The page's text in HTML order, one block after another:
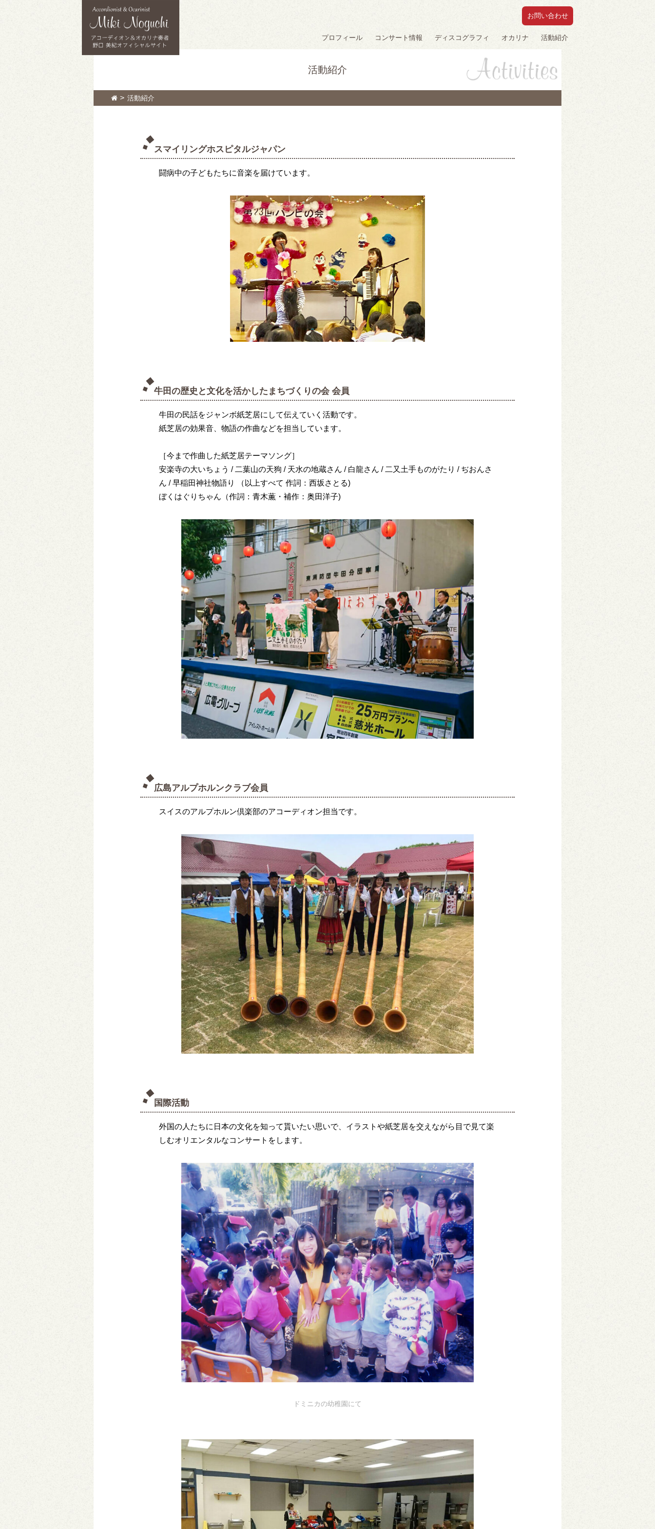
お問い合わせ
プロフィール コンサート情報 ディスコグラフィ オカリナ 活動紹介
活動紹介
活動紹介
スマイリングホスピタルジャパン
闘病中の子どもたちに音楽を届けています。
牛田の歴史と文化を活かしたまちづくりの会 会員
牛田の民話をジャンボ紙芝居にして伝えていく活動です。
紙芝居の効果音、物語の作曲などを担当しています。
［今まで作曲した紙芝居テーマソング］
安楽寺の大いちょう / 二葉山の天狗 / 天水の地蔵さん / 白龍さん / 二又土手ものがたり / ぢおんさ
ん / 早稲田神社物語り （以上すべて 作詞：西坂さとる)
ぼくはぐりちゃん（作詞：青木薫・補作：奥田洋子)
広島アルプホルンクラブ会員
スイスのアルプホルン倶楽部のアコーディオン担当です。
国際活動
外国の人たちに日本の文化を知って貰いたい思いで、イラストや紙芝居を交えながら目で見て楽
しむオリエンタルなコンサートをします。
ドミニカの幼稚園にて